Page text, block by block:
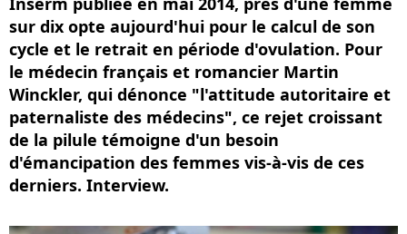
sur dix opte aujourd'hui pour le calcul de son
cycle et le retrait en période d'ovulation. Pour
le médecin français et romancier Martin
Winckler, qui dénonce "l'attitude autoritaire et
paternaliste des médecins", ce rejet croissant
de la pilule témoigne d'un besoin
d'émancipation des femmes vis-à-vis de ces
derniers. Interview.